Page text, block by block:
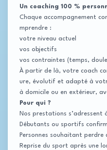
Un coaching 100 %
Chaque accompagnement
mprendre :
votre niveau actuel
vos objectifs
vos contraintes (temps,
À partir de là, votre coach
ure, évolutif et adapté à
à domicile ou en extérieur,
Pour qui ?
Nos prestations s’adressent
Débutants ou sportifs
Personnes souhaitant perdre
Reprise du sport après une